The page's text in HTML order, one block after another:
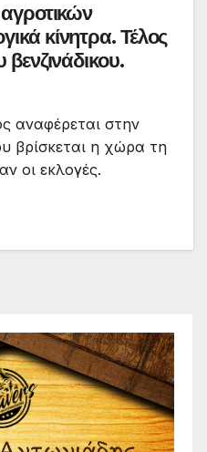
κίνητρα. Τέλος
αναφέρεται στην
βρίσκεται η χώρα τη
οι εκλογές.